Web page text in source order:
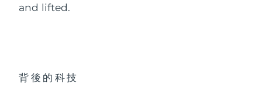
and lifted.
背後的科技18% PAP
護膚品
愛爾蘭